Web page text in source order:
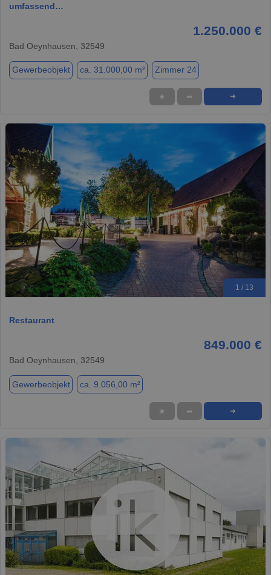
umfassend…
1.250.000 €
Bad Oeynhausen, 32549
Gewerbeobjekt ca. 31.000,00 m² Zimmer 24
★ ➦ ➜
1 / 13
Restaurant
849.000 €
Bad Oeynhausen, 32549
Gewerbeobjekt ca. 9.056,00 m²
★ ➦ ➜